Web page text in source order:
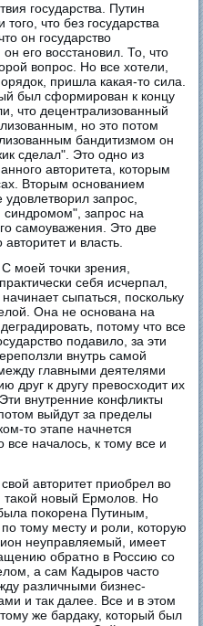
государства. Путин
что без государства
он государство
его восстановил. То, что
вопрос. Но все хотели,
пришла какая-то сила.
был сформирован к концу
что децентрализованный
но это потом
бандитизмом он
сделал". Это одно из
авторитета, которым
Вторым основанием
удовлетворил запрос,
запрос на
самоуважения. Это две
и власть.
моей точки зрения,
себя исчерпал,
сыпаться, поскольку
Она не основана на
потому что все
подавило, за эти
внутрь самой
главными деятелями
друг к другу превосходит их
внутренние конфликты
выйдут за пределы
то этапе начнется
все началось, к тому все и
авторитет приобрел во
такой новый Ермолов. Но
покорена Путиным,
тому месту и роли, которую
неуправляемый, имеет
обратно в Россию со
а сам Кадыров часто
различными бизнес-
и так далее. Все и в этом
же бардаку, который был